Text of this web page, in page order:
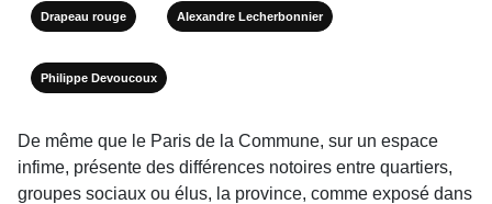
Drapeau rouge Alexandre Lecherbonnier
Philippe Devoucoux
De même que le Paris de la Commune, sur un espace
infime, présente des différences notoires entre quartiers,
groupes sociaux ou élus, la province, comme exposé dans